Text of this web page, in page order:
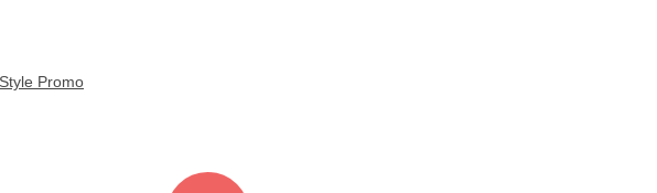
Promo